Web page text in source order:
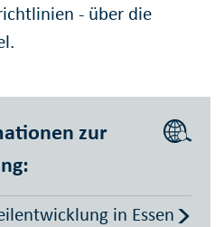
- über die
zur
in Essen